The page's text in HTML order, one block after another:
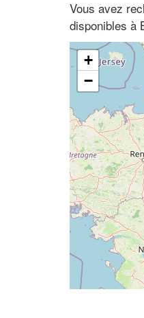
Vous avez
disponibles à
+
−